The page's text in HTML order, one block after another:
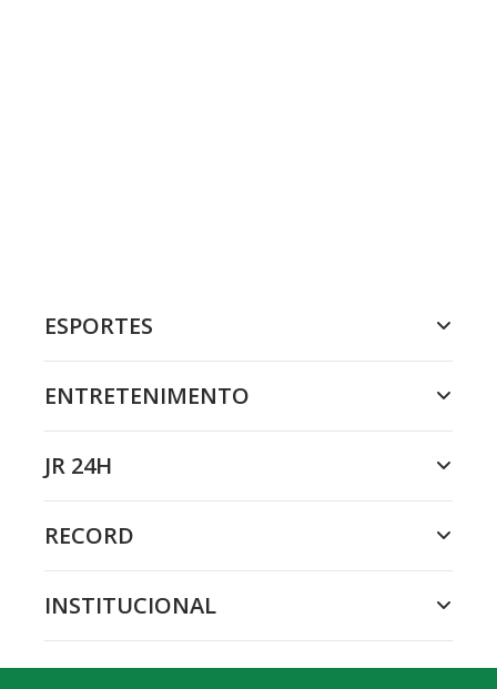
ESPORTES
ENTRETENIMENTO
JR 24H
RECORD
INSTITUCIONAL